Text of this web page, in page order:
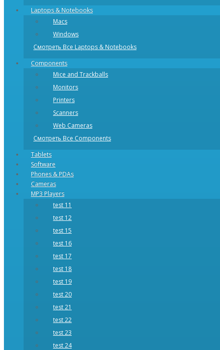
Laptops & Notebooks
Macs
Windows
Смотреть Все Laptops & Notebooks
Components
Mice and Trackballs
Monitors
Printers
Scanners
Web Cameras
Смотреть Все Components
Tablets
Software
Phones & PDAs
Cameras
MP3 Players
test 11
test 12
test 15
test 16
test 17
test 18
test 19
test 20
test 21
test 22
test 23
test 24